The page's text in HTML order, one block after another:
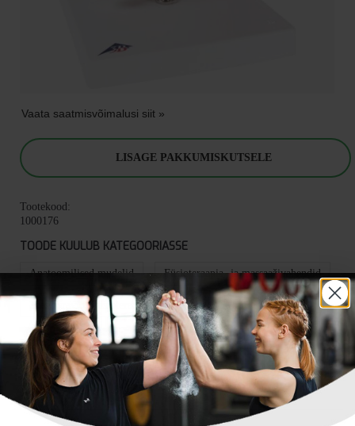
Vaata saatmisvõimalusi siit »
LISAGE PAKKUMISKUTSELE
Tootekood:
1000176
TOODE KUULUB KATEGOORIASSE
Anatoomilised mudelid Füsioteraapia- ja massaaživahendid
Taastusravi ja füsioteraapia
TOOTEINFO ARVUSTUSED
KÜSIMUSED